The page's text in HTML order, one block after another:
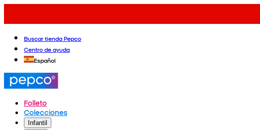
Buscar tienda Pepco
Centro de ayuda
Español
Folleto
Colecciones
Infantil